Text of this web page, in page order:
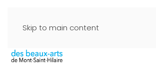
Skip to main content